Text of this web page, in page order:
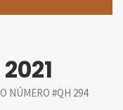
2021
NÚMERO #QH 294